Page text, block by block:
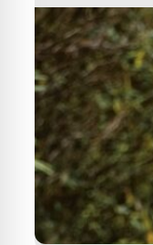
Heel behulpzaam,
produkten!
Yvonne Claessen